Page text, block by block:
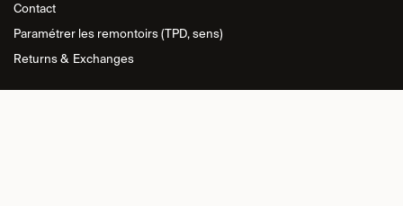
Contact
Paramétrer les remontoirs (TPD, sens)
Returns & Exchanges